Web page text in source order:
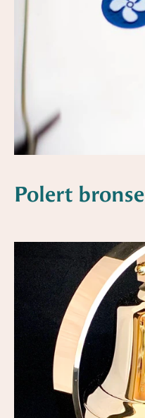
Polert bronse